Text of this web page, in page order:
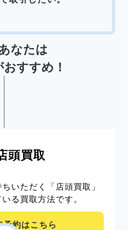
なたは
おすすめ！
頭買取
いただく「店頭買取」
る買取方法です。
予約はこちら